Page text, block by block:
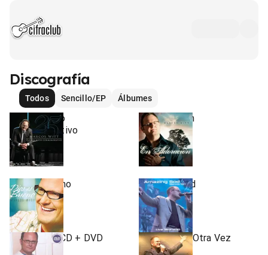
Discografía
Todos Sencillo/EP Álbumes
25 Concierto
Conmemorativo
2011
•
Álbum
En Adoracion
2005
•
Álbum
Dios es Bueno
2005
Álbum
Amazing God
2004
•
Álbum
Antologia - CD + DVD
2004
Recordando Otra Vez
2004